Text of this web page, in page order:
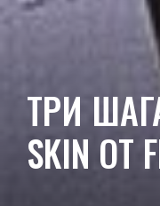
ТРИ
SKIN ОТ